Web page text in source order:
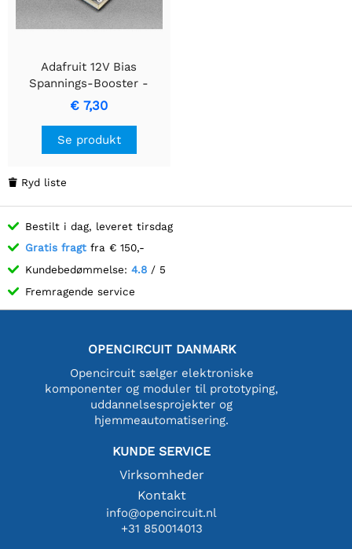
Adafruit 12V Bias
Spannings-Booster -
TPS61040
€ 7,30
Se produkt
 Ryd liste
Bestilt i dag, leveret tirsdag
Gratis fragt fra € 150,-
Kundebedømmelse: 4.8 / 5
Fremragende service
OPENCIRCUIT DANMARK
Opencircuit sælger elektroniske
komponenter og moduler til prototyping,
uddannelsesprojekter og
hjemmeautomatisering.
KUNDE SERVICE
Virksomheder
Kontakt
info@opencircuit.nl
+31 850014013